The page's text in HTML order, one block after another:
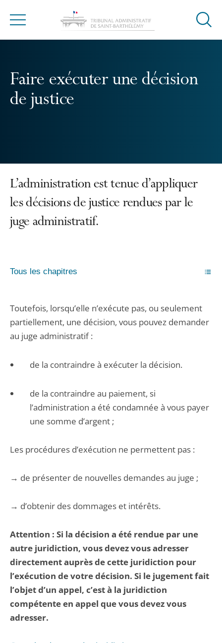
Menu
Ouvrir
Faire exécuter une décision
de justice
L’administration est tenue d’appliquer
les décisions de justice rendues par le
juge administratif.
Tous les chapitres
Toutefois, lorsqu’elle n’exécute pas, ou seulement
partiellement, une décision, vous pouvez demander
au juge administratif :
de la contraindre à exécuter la décision.
de la contraindre au paiement, si
l’administration a été condamnée à vous payer
une somme d’argent ;
Les procédures d’exécution ne permettent pas :
→ de présenter de nouvelles demandes au juge ;
→ d’obtenir des dommages et intérêts.
Attention : Si la décision a été rendue par une
autre juridiction, vous devez vous adresser
directement auprès de cette juridiction pour
l’exécution de votre décision. Si le jugement fait
l’objet d’un appel, c’est à la juridiction
compétente en appel que vous devez vous
adresser.